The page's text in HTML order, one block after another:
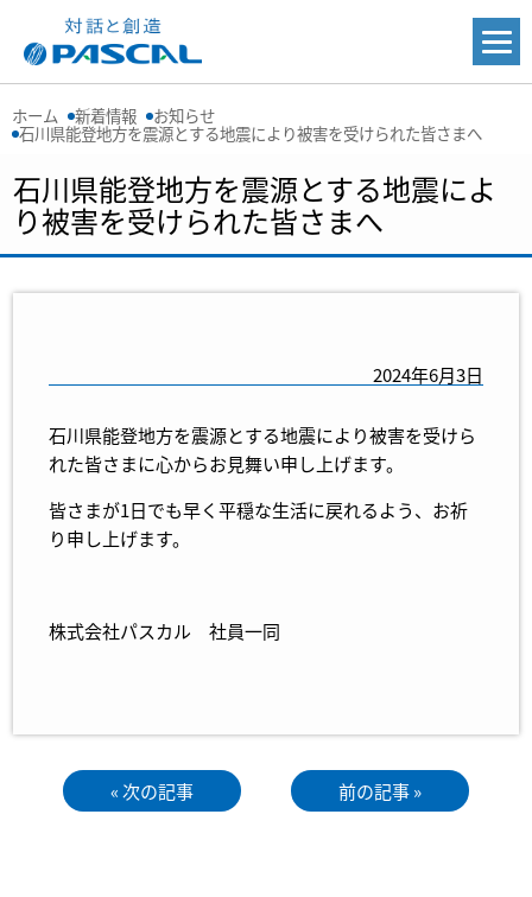
ホーム 新着情報 お知らせ
石川県能登地方を震源とする地震により被害を受けられた皆さまへ
石川県能登地方を震源とする地震によ
り被害を受けられた皆さまへ
2024年6月3日
石川県能登地方を震源とする地震により被害を受けら
れた皆さまに心からお見舞い申し上げます。
皆さまが1日でも早く平穏な生活に戻れるよう、お祈
り申し上げます。
株式会社パスカル 社員一同
« 次の記事 前の記事 »